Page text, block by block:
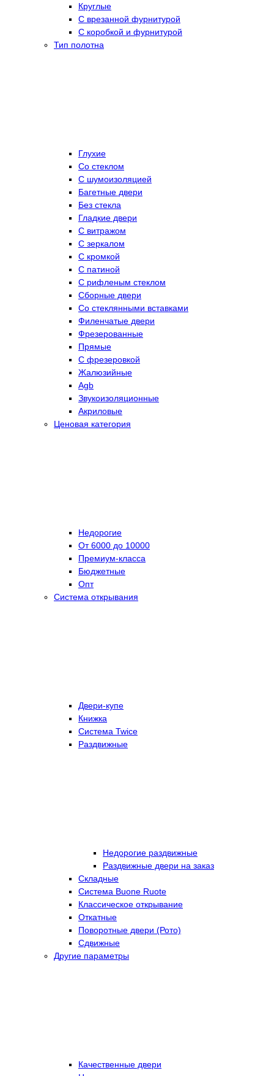
Круглые
С врезанной фурнитурой
С коробкой и фурнитурой
Тип полотна
Глухие
Со стеклом
C шумоизоляцией
Багетные двери
Без стекла
Гладкие двери
С витражом
С зеркалом
С кромкой
С патиной
С рифленым стеклом
Сборные двери
Со стеклянными вставками
Филенчатые двери
Фрезерованные
Прямые
С фрезеровкой
Жалюзийные
Agb
Звукоизоляционные
Акриловые
Ценовая категория
Недорогие
От 6000 до 10000
Премиум-класса
Бюджетные
Опт
Система открывания
Двери-купе
Книжка
Система Twice
Раздвижные
Недорогие раздвижные
Раздвижные двери на заказ
Складные
Cистема Buone Ruote
Классическое открывание
Откатные
Поворотные двери (Рото)
Сдвижные
Другие параметры
Качественные двери